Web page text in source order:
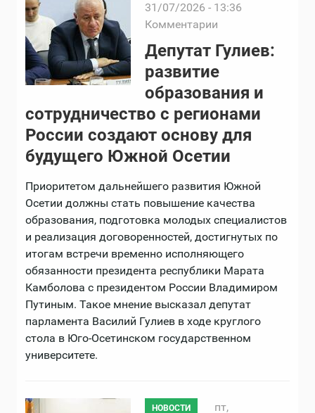
31/07/2026 - 13:36
Комментарии
Депутат Гулиев:
развитие
образования и
сотрудничество с регионами
России создают основу для
будущего Южной Осетии
Приоритетом дальнейшего развития Южной
Осетии должны стать повышение качества
образования, подготовка молодых специалистов
и реализация договоренностей, достигнутых по
итогам встречи временно исполняющего
обязанности президента республики Марата
Камболова с президентом России Владимиром
Путиным. Такое мнение высказал депутат
парламента Василий Гулиев в ходе круглого
стола в Юго-Осетинском государственном
университете.
НОВОСТИ
пт,